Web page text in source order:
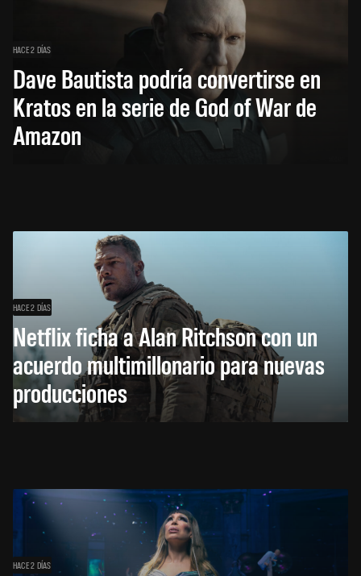
HACE 2 DÍAS
Dave Bautista podría convertirse en
Kratos en la serie de God of War de
Amazon
HACE 2 DÍAS
Netflix ficha a Alan Ritchson con un
acuerdo multimillonario para nuevas
producciones
HACE 2 DÍAS